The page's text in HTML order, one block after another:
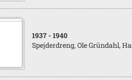
1937 - 1940
Spejderdreng, Ole Gründahl,